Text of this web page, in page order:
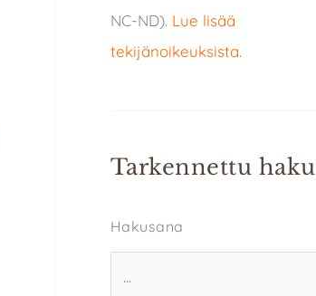
NC-ND). Lue lisää
tekijänoikeuksista.
Tarkennettu haku
Hakusana